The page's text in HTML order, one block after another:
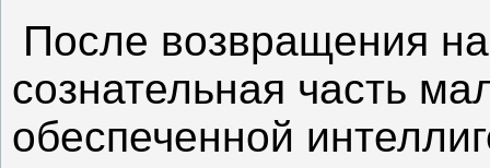
После возвращения
сознательная часть
обеспеченной